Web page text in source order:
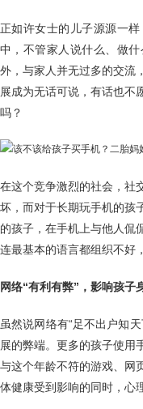
正如许女士的儿子源源一
中，不管家人说什么、做
外，与家人并无过多的交流
展成为无话可说，有话也不
吗？
在这个竞争激烈的社会，社
坏，而对于长期玩手机的孩
的孩子，在手机上与他人侃
连最基本的语言都组织不好
网络“有利有弊”，影响孩子
虽然说网络有“足不出户知
展的弊端。更多的孩子使用
与这个年龄不符的游戏、网
体健康受到影响的同时，心